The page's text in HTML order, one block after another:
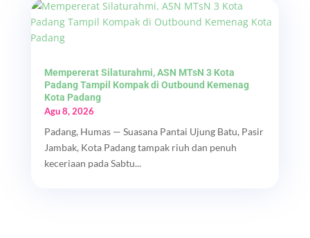
Mempererat Silaturahmi, ASN MTsN 3 Kota
Padang Tampil Kompak di Outbound Kemenag
Kota Padang
Agu 8, 2026
Padang, Humas — Suasana Pantai Ujung Batu, Pasir
Jambak, Kota Padang tampak riuh dan penuh
keceriaan pada Sabtu...